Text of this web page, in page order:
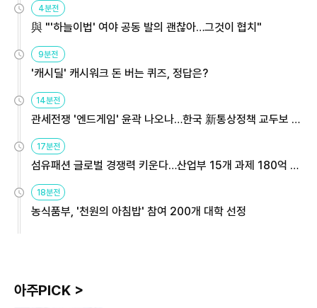
4분전
與 "'하늘이법' 여야 공동 발의 괜찮아…그것이 협치"
9분전
'캐시딜' 캐시워크 돈 버는 퀴즈, 정답은?
14분전
관세전쟁 '엔드게임' 윤곽 나오나…한국 新통상정책 교두보 활
17분전
섬유패션 글로벌 경쟁력 키운다…산업부 15개 과제 180억 지
18분전
농식품부, '천원의 아침밥' 참여 200개 대학 선정
아주PICK >